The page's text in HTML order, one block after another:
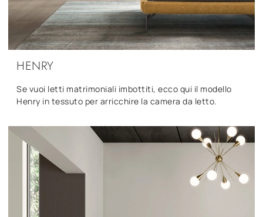
HENRY
Se vuoi letti matrimoniali imbottiti, ecco qui il modello
Henry in tessuto per arricchire la camera da letto.